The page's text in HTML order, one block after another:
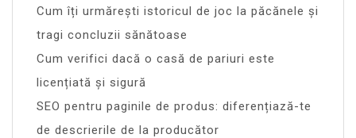
Cum îți urmărești istoricul de joc la păcănele și
tragi concluzii sănătoase
Cum verifici dacă o casă de pariuri este
licențiată și sigură
SEO pentru paginile de produs: diferențiază-te
de descrierile de la producător